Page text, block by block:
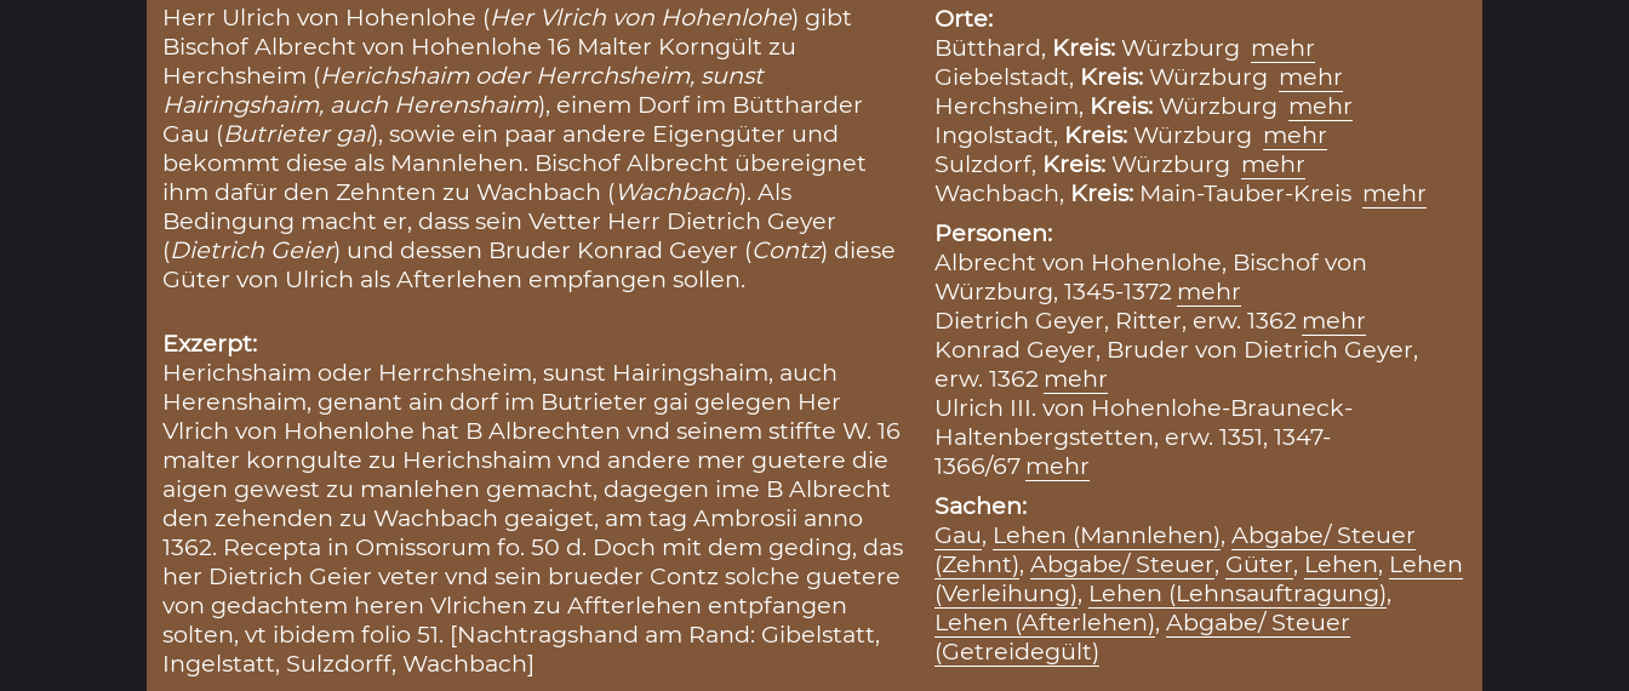
Herr Ulrich von Hohenlohe (Her Vlrich von Hohenlohe) gibt
Bischof Albrecht von Hohenlohe 16 Malter Korngült zu
Herchsheim (Herichshaim oder Herrchsheim, sunst
Hairingshaim, auch Herenshaim), einem Dorf im Büttharder
Gau (Butrieter gai), sowie ein paar andere Eigengüter und
bekommt diese als Mannlehen. Bischof Albrecht übereignet
ihm dafür den Zehnten zu Wachbach (Wachbach). Als
Bedingung macht er, dass sein Vetter Herr Dietrich Geyer
(Dietrich Geier) und dessen Bruder Konrad Geyer (Contz) diese
Güter von Ulrich als Afterlehen empfangen sollen.
Exzerpt:
Herichshaim oder Herrchsheim, sunst Hairingshaim, auch
Herenshaim, genant ain dorf im Butrieter gai gelegen Her
Vlrich von Hohenlohe hat B Albrechten vnd seinem stiffte W. 16
malter korngulte zu Herichshaim vnd andere mer guetere die
aigen gewest zu manlehen gemacht, dagegen ime B Albrecht
den zehenden zu Wachbach geaiget, am tag Ambrosii anno
1362. Recepta in Omissorum fo. 50 d. Doch mit dem geding, das
her Dietrich Geier veter vnd sein brueder Contz solche guetere
von gedachtem heren Vlrichen zu Affterlehen entpfangen
solten, vt ibidem folio 51. [Nachtragshand am Rand: Gibelstatt,
Ingelstatt, Sulzdorff, Wachbach]
Orte:
Bütthard, Kreis: Würzburg mehr
Giebelstadt, Kreis: Würzburg mehr
Herchsheim, Kreis: Würzburg mehr
Ingolstadt, Kreis: Würzburg mehr
Sulzdorf, Kreis: Würzburg mehr
Wachbach, Kreis: Main-Tauber-Kreis mehr
Personen:
Albrecht von Hohenlohe, Bischof von
Würzburg, 1345-1372 mehr
Dietrich Geyer, Ritter, erw. 1362 mehr
Konrad Geyer, Bruder von Dietrich Geyer,
erw. 1362 mehr
Ulrich III. von Hohenlohe-Brauneck-
Haltenbergstetten, erw. 1351, 1347-
1366/67 mehr
Sachen:
Gau, Lehen (Mannlehen), Abgabe/ Steuer
(Zehnt), Abgabe/ Steuer, Güter, Lehen, Lehen
(Verleihung), Lehen (Lehnsauftragung),
Lehen (Afterlehen), Abgabe/ Steuer
(Getreidegült)